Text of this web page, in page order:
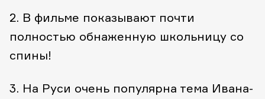
2. В фильме показывают почти
полностью обнаженную школьницу со
спины!
3. На Руси очень популярна тема Ивана-